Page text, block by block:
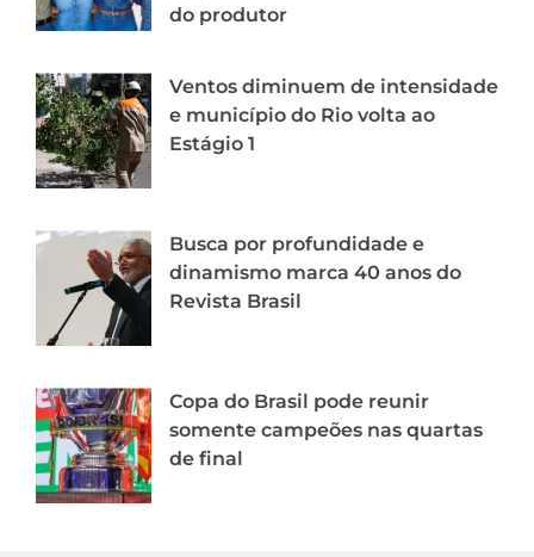
do produtor
Ventos diminuem de intensidade
e município do Rio volta ao
Estágio 1
Busca por profundidade e
dinamismo marca 40 anos do
Revista Brasil
Copa do Brasil pode reunir
somente campeões nas quartas
de final